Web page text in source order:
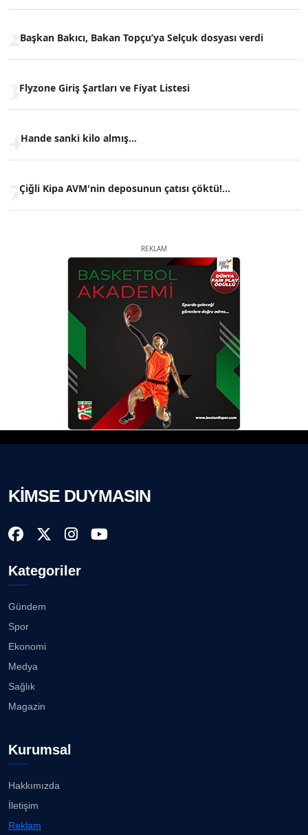
Başkan Bakıcı, Bakan Topçu’ya Selçuk dosyası verdi
Flyzone Giriş Şartları ve Fiyat Listesi
Hande sanki kilo almış...
Çiğli Kipa AVM'nin deposunun çatısı çöktü!...
REKLAM
KİMSE DUYMASIN
Kategoriler
Gündem
Spor
Ekonomi
Medya
Sağlık
Magazin
Kurumsal
Hakkımızda
İletişim
Reklam